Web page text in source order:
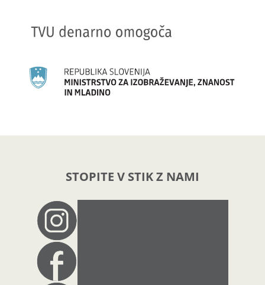
STOPITE V STIK Z NAMI